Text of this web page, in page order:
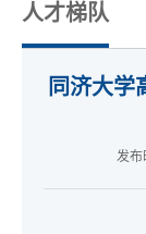
人才梯队
同济大学
发布